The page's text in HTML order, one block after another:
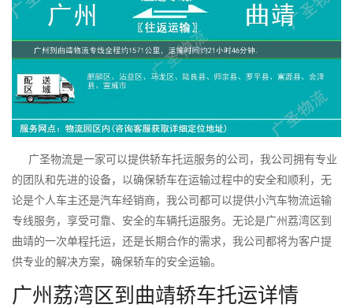
广圣物流是一家可以提供轿车托运服务的公司，我公司拥有专业
的团队和先进的设备，以确保轿车在运输过程中的安全和顺利，无
论是个人车主还是汽车经销商，我公司都可以提供小汽车物流运输
专线服务，享受可靠、安全的车辆托运服务。无论是广州荔湾区到
曲靖的一次单程托运，还是长期合作的需求，我公司都将为客户提
供专业的解决方案，确保轿车的安全运输。
广州荔湾区到曲靖轿车托运详情